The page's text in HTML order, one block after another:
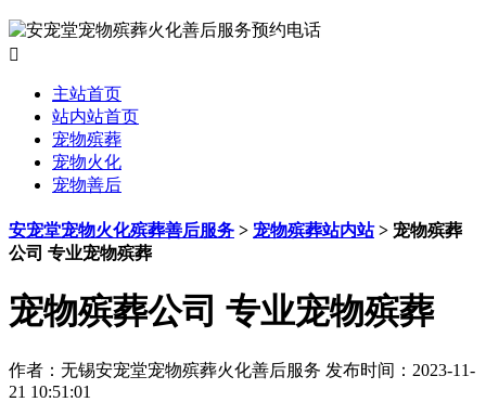

主站首页
站内站首页
宠物殡葬
宠物火化
宠物善后
安宠堂宠物火化殡葬善后服务 > 宠物殡葬站内站 > 宠物殡葬
公司 专业宠物殡葬
宠物殡葬公司 专业宠物殡葬
作者： 无锡安宠堂宠物殡葬火化善后服务 发布时间：2023-11-
21 10:51:01